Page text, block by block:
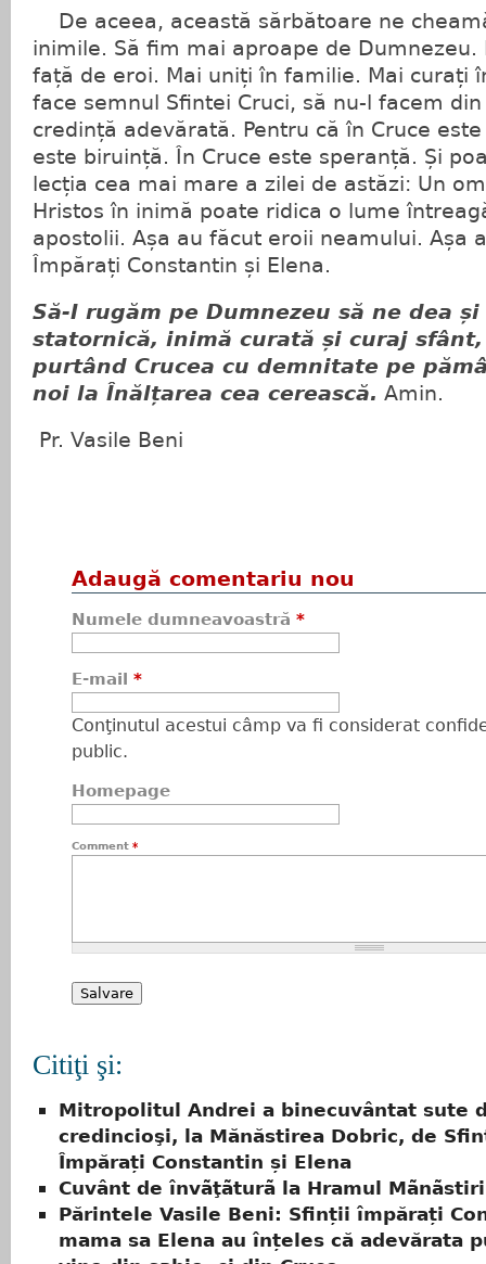
De aceea, această sărbătoare ne
inimile. Să fim mai aproape de Dumnezeu.
față de eroi. Mai uniți în familie. Mai curați
face semnul Sfintei Cruci, să nu-l facem
credință adevărată. Pentru că în Cruce
este biruință. În Cruce este speranță. Și
lecția cea mai mare a zilei de astăzi: Un
Hristos în inimă poate ridica o lume
apostolii. Așa au făcut eroii neamului. Așa
Împărați Constantin și Elena.
Să-I rugăm pe Dumnezeu să ne dea
statornică, inimă curată și curaj
purtând Crucea cu demnitate pe
noi la Înălțarea cea cerească. Amin.
Pr. Vasile Beni
Adaugă comentariu nou
Numele dumneavoastră *
E-mail *
Conţinutul acestui câmp va fi considerat
public.
Homepage
Comment *
Citiţi şi:
Mitropolitul Andrei a binecuvântat sute
credincioşi, la Mănăstirea Dobric, de
Împărați Constantin și Elena
Cuvânt de învãţãturã la Hramul
Părintele Vasile Beni: Sfinții împărați
mama sa Elena au înțeles că adevărata